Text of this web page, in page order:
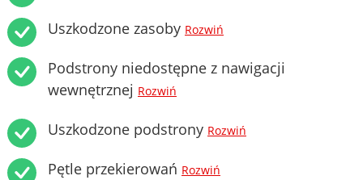
Uszkodzone zasoby Rozwiń
Podstrony niedostępne z nawigacji
wewnętrznej Rozwiń
Uszkodzone podstrony Rozwiń
Pętle przekierowań Rozwiń